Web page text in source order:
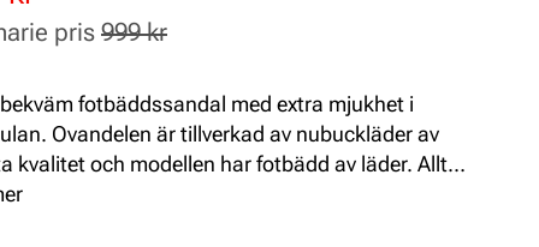
pris 999 kr
fotbäddssandal med extra mjukhet i
Ovandelen är tillverkad av nubuckläder av
kvalitet och modellen har fotbädd av läder. Allt
att denna sandal har en extra god komfort och